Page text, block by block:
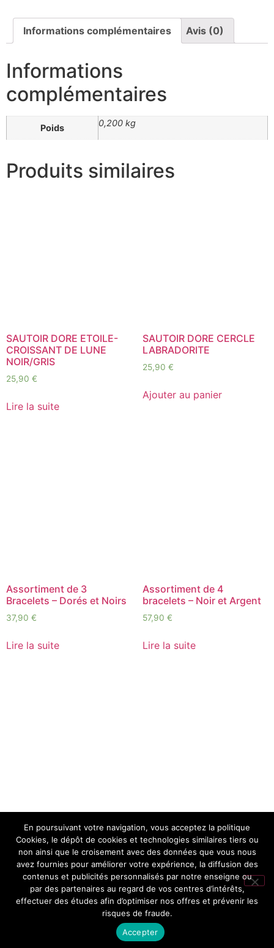
Informations complémentaires Avis (0)
Informations
complémentaires
Poids 0,200 kg
Produits similaires
SAUTOIR DORE ETOILE-
CROISSANT DE LUNE
NOIR/GRIS
25,90 €
Lire la suite
SAUTOIR DORE CERCLE
LABRADORITE
25,90 €
Ajouter au panier
Assortiment de 3
Bracelets – Dorés et Noirs
37,90 €
Lire la suite
Assortiment de 4
bracelets – Noir et Argent
57,90 €
Lire la suite
BRACELET DORE SOLEIL
JASPE
15,90€
Lire la suite
En poursuivant votre navigation, vous acceptez la politique
Cookies, le dépôt de cookies et technologies similaires tiers ou
non ainsi que le croisement avec des données que vous nous
avez fournies pour améliorer votre expérience, la diffusion des
contenus et publicités personnalisés par notre enseigne ou
par des partenaires au regard de vos centres d’intérêts,
effectuer des études afin d’optimiser nos offres et prévenir les
risques de fraude.
Accepter